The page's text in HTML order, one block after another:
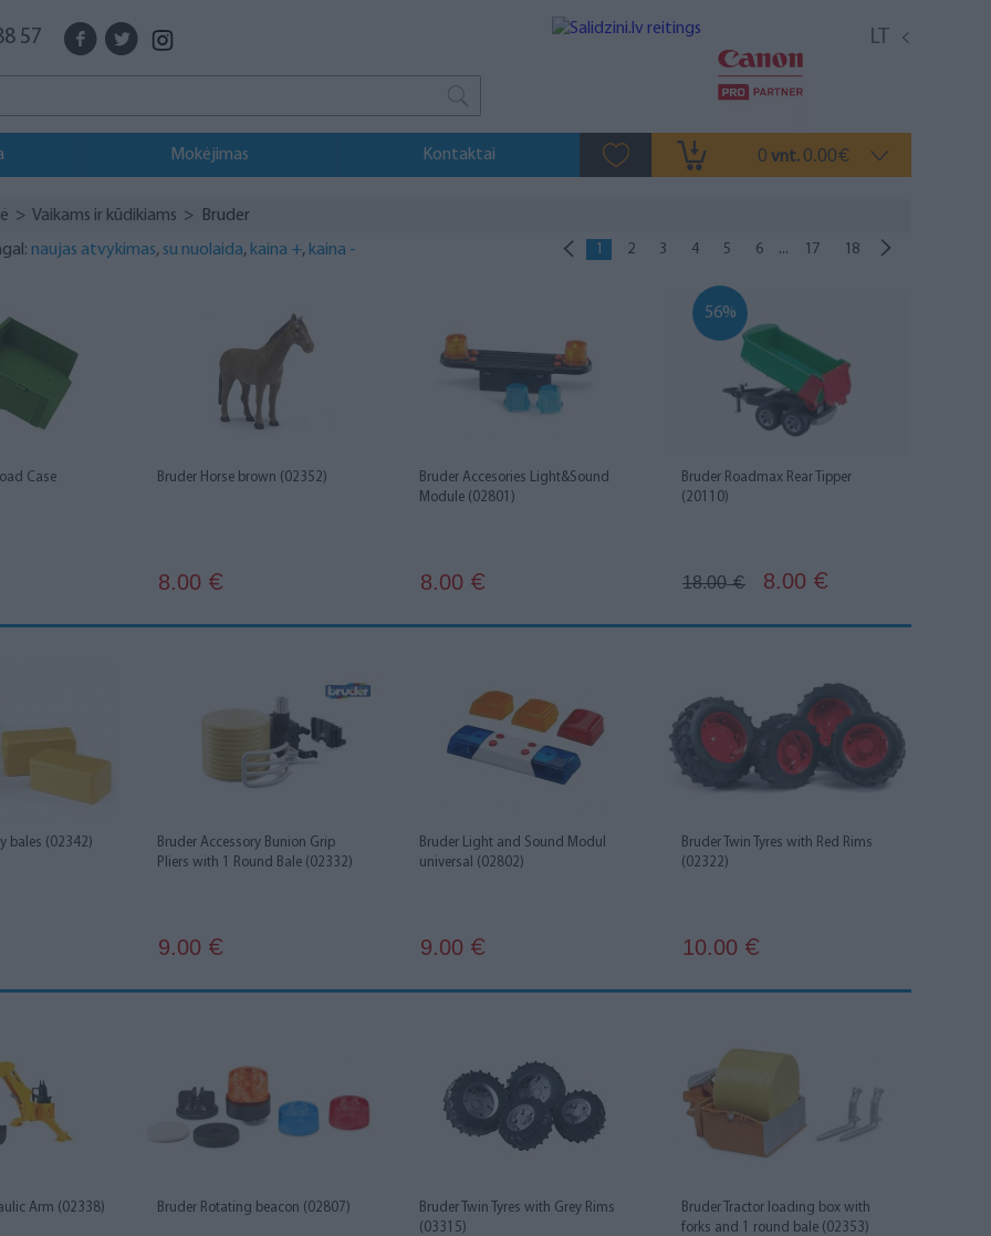
57 LT
Mokėjimas Kontaktai 0 vnt. 0.00€
> Vaikams ir kūdikiams > Bruder
1 2 3 4 5 6 ... 17 18
naujas atvykimas, su nuolaida, kaina +, kaina -
Case
Bruder Horse brown (02352)
8.00 €
Bruder Accesories Light&Sound
Module (02801)
8.00 €
Bruder Roadmax Rear Tipper
(20110)
56%
18.00€ 8.00 €
bales (02342)
Bruder Accessory Bunion Grip
Pliers with 1 Round Bale (02332)
9.00 €
Bruder Light and Sound Modul
universal (02802)
9.00 €
Bruder Twin Tyres with Red Rims
(02322)
10.00 €
Arm (02338) Bruder Rotating beacon (02807)
Bruder Twin Tyres with Grey Rims
(03315)
Bruder Tractor loading box with
forks and 1 round bale (02353)